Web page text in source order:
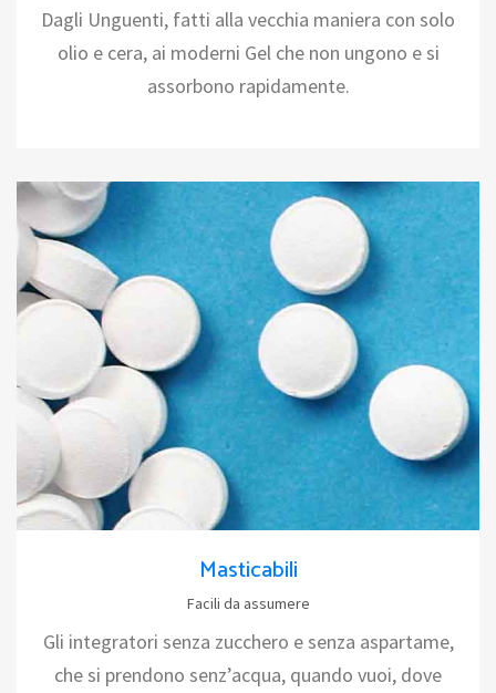
Dagli Unguenti, fatti alla vecchia maniera con solo
olio e cera, ai moderni Gel che non ungono e si
assorbono rapidamente.
Masticabili
Facili da assumere
Gli integratori senza zucchero e senza aspartame,
che si prendono senz’acqua, quando vuoi, dove